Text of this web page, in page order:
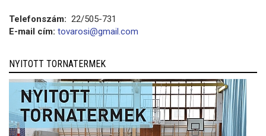
Telefonszám: 22/505-731
E-mail cím: tovarosi@gmail.com
NYITOTT TORNATERMEK